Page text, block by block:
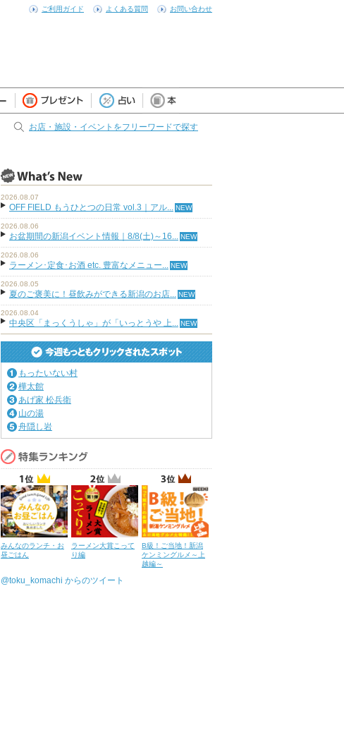
ご利用ガイド よくある質問 お問い合わせ
お店・施設・イベントをフリーワードで探す
2026.08.07
OFF FIELD もうひとつの日常 vol.3｜アル...
2026.08.06
お盆期間の新潟イベント情報｜8/8(土)～16...
2026.08.06
ラーメン･定食･お酒 etc. 豊富なメニュー...
2026.08.05
夏のご褒美に！昼飲みができる新潟のお店...
2026.08.04
中央区「まっくうしゃ」が「いっとうや 上...
もったいない村
樺太館
あげ家 松兵衛
山の湯
舟隠し岩
みんなのランチ・お
昼ごはん
ラーメン大賞こって
り編
B級！ご当地！新潟
ケンミングルメ～上
越編～
@toku_komachi からのツイート